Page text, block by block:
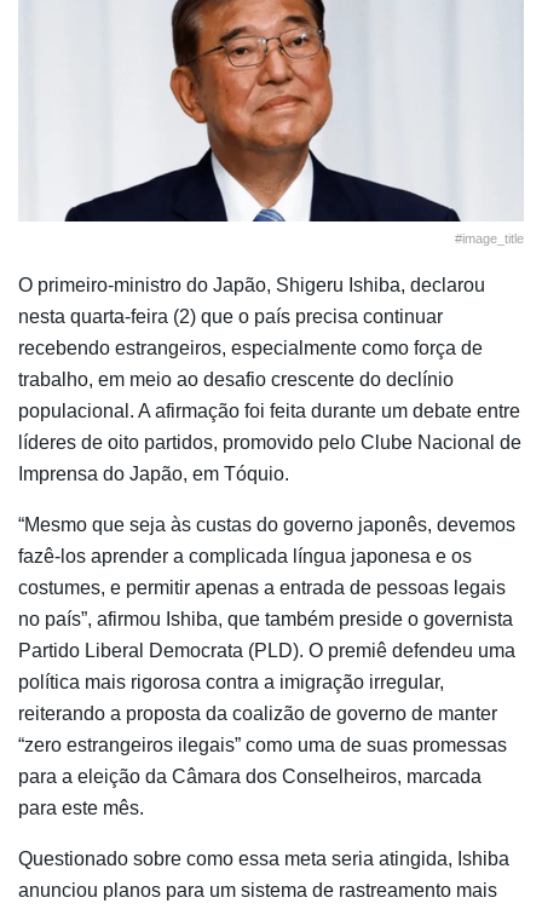
#image_title
O primeiro-ministro do Japão, Shigeru Ishiba, declarou
nesta quarta-feira (2) que o país precisa continuar
recebendo estrangeiros, especialmente como força de
trabalho, em meio ao desafio crescente do declínio
populacional. A afirmação foi feita durante um debate entre
líderes de oito partidos, promovido pelo Clube Nacional de
Imprensa do Japão, em Tóquio.
“Mesmo que seja às custas do governo japonês, devemos
fazê-los aprender a complicada língua japonesa e os
costumes, e permitir apenas a entrada de pessoas legais
no país”, afirmou Ishiba, que também preside o governista
Partido Liberal Democrata (PLD). O premiê defendeu uma
política mais rigorosa contra a imigração irregular,
reiterando a proposta da coalizão de governo de manter
“zero estrangeiros ilegais” como uma de suas promessas
para a eleição da Câmara dos Conselheiros, marcada
para este mês.
Questionado sobre como essa meta seria atingida, Ishiba
anunciou planos para um sistema de rastreamento mais